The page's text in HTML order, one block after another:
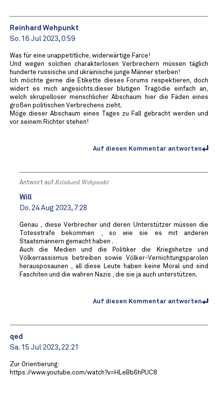
Reinhard Wehpunkt
So. 16 Jul 2023, 0:59
Was für eine unappetitliche, widerwärtige Farce!
Und wegen solchen charakterlosen Verbrechern müssen täglich
hunderte russische und ukrainische junge Männer sterben!
Ich möchte gerne die Etikette dieses Forums respektieren, doch
widert es mich angesichts.dieser blutigen Tragödie einfach an,
welch skrupelloser menschlicher Abschaum hier die Fäden eines
großen politischen Verbrechens zieht.
Möge dieser Abschaum eines Tages zu Fall gebracht werden und
vor seinem Richter stehen!
Auf diesen Kommentar antworten
Antwort auf Reinhard Wehpunkt
Will
Do. 24 Aug 2023, 7:28
Genau , diese Verbrecher und deren Unterstützer müssen die
Totesstrafe bekommen , so wie sie es mit anderen
Staatsmännern gemacht haben .
Auch die Medien und die Politiker die Kriegshetze und
Völkerrassismus betreiben sowie Völker-Vernichtungsparolen
herausposaunen , all diese Leute haben keine Moral und sind
Faschiten und die wahren Nazis , die sie ja auch unterstützen.
Auf diesen Kommentar antworten
qed
Sa. 15 Jul 2023, 22:21
Zur Orientierung:
https://www.youtube.com/watch?v=HLeBb6hPUC8